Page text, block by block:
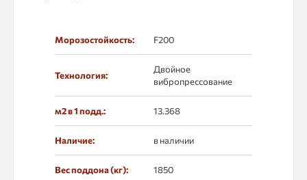
Морозостойкость: F200
Технология:
Двойное
вибропрессование
м2 в 1 подд.: 13.368
Наличие: в наличии
Вес поддона (кг): 1850